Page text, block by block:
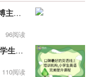
幼儿线上英语启蒙哪个好？看看博主推荐的！
96阅读
口碑最好的英语线上培训机构,小学生英语完美提升课程
110阅读